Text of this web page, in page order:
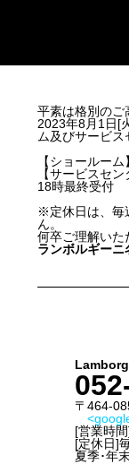
平素は格別のご
2023年8月1日[
ム及びサービス
【ショール
【サービスセ
18時最終受付
※定休日は、毎
ん。
何卒ご理解いた
ランボルギーニ
〒464-
[営業時
[定休日]
夏季･年